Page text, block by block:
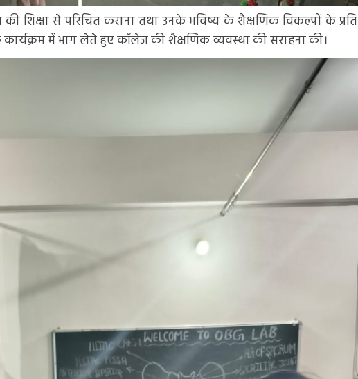
की शिक्षा से परिचित कराना तथा उनके भविष्य के शैक्षणिक विकल्पों के प्रति
कार्यक्रम में भाग लेते हुए कॉलेज की शैक्षणिक व्यवस्था की सराहना की।